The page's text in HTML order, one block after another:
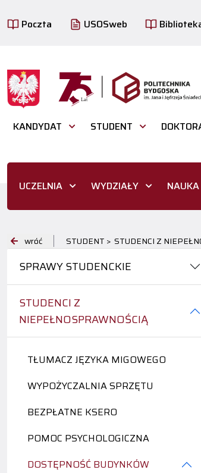
Poczta USOSweb
KANDYDAT STUDENT
UCZELNIA WYDZIAŁY
wróć STUDENT > STUDENCI Z
SPRAWY STUDENCKIE
STUDENCI Z
NIEPEŁNOSPRAWNOŚCIĄ
TŁUMACZ JĘZYKA MIGOWEGO
WYPOŻYCZALNIA SPRZĘTU
BEZPŁATNE KSERO
POMOC PSYCHOLOGICZNA
DOSTĘPNOŚĆ BUDYNKÓW